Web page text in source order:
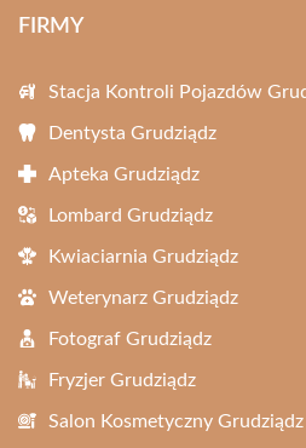
FIRMY
Stacja Kontroli Pojazdów
Dentysta Grudziądz
Apteka Grudziądz
Lombard Grudziądz
Kwiaciarnia Grudziądz
Weterynarz Grudziądz
Fotograf Grudziądz
Fryzjer Grudziądz
Salon Kosmetyczny Grudziądz